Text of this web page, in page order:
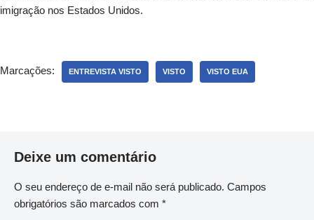
imigração nos Estados Unidos.
Marcações: ENTREVISTA VISTO VISTO VISTO EUA
Deixe um comentário
O seu endereço de e-mail não será publicado. Campos
obrigatórios são marcados com *